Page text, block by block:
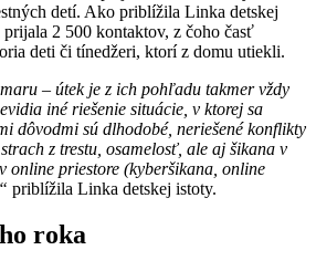
detí. Ako priblížila Linka detskej
2 500 kontaktov, z čoho časť
deti či tínedžeri, ktorí z domu utiekli.
– útek je z ich pohľadu takmer vždy
iné riešenie situácie, v ktorej sa
dôvodmi sú dlhodobé, neriešené konflikty
z trestu, osamelosť, ale aj šikana v
online priestore (kyberšikana, online
priblížila Linka detskej istoty.
roka